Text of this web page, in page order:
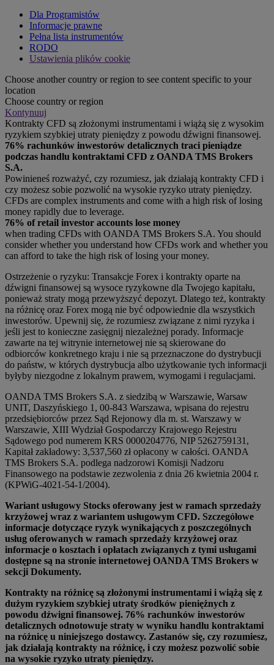
Dla Programistów
Informacje prawne
Pełna lista instrumentów
RODO
Ustawienia plików cookie
Choose another country or region to see content specific to your
location
Choose country or region
Kontynuuj
Kontrakty CFD są złożonymi instrumentami i wiążą się z wysokim
ryzykiem szybkiej utraty pieniędzy z powodu dźwigni finansowej.
76% rachunków inwestorów detalicznych traci pieniądze
podczas handlu kontraktami CFD z OANDA TMS Brokers
S.A.
Powinieneś rozważyć, czy rozumiesz, jak działają kontrakty CFD i
czy możesz sobie pozwolić na wysokie ryzyko utraty pieniędzy.
CFDs are complex instruments and come with a high risk of losing
money rapidly due to leverage.
76% of retail investor accounts lose money
when trading CFDs with OANDA TMS Brokers S.A. You should
consider whether you understand how CFDs work and whether you
can afford to take the high risk of losing your money.
Ostrzeżenie o ryzyku: Transakcje Forex i kontrakty oparte na
dźwigni finansowej są wysoce ryzykowne dla Twojego kapitału,
ponieważ straty mogą przewyższyć depozyt. Dlatego też, kontrakty
na różnicę oraz Forex mogą nie być odpowiednie dla wszystkich
inwestorów. Upewnij się, że rozumiesz związane z nimi ryzyka i
jeśli jest to konieczne zasięgnij niezależnej porady. Informacje
zawarte na tej witrynie internetowej nie są skierowane do
odbiorców konkretnego kraju i nie są przeznaczone do dystrybucji
do państw, w których dystrybucja albo użytkowanie tych informacji
byłyby niezgodne z lokalnym prawem, wymogami i regulacjami.
OANDA TMS Brokers S.A. z siedzibą w Warszawie, Warsaw
UNIT, Daszyńskiego 1, 00-843 Warszawa, wpisana do rejestru
przedsiębiorców przez Sąd Rejonowy dla m. st. Warszawy w
Warszawie, XIII Wydział Gospodarczy Krajowego Rejestru
Sądowego pod numerem KRS 0000204776, NIP 5262759131,
Kapitał zakładowy: 3,537,560 zł opłacony w całości. OANDA
TMS Brokers S.A. podlega nadzorowi Komisji Nadzoru
Finansowego na podstawie zezwolenia z dnia 26 kwietnia 2004 r.
(KPWiG-4021-54-1/2004).
Wariant usługowy Stocks oferowany jest w ramach sprzedaży
krzyżowej wraz z wariantem usługowym CFD. Szczegółowe
informacje dotyczące ryzyk wynikających z poszczególnych
usług oferowanych w ramach sprzedaży krzyżowej oraz
informacje o kosztach i opłatach związanych z tymi usługami
dostępne są na stronie internetowej OANDA TMS Brokers w
sekcji Dokumenty.
Kontrakty na różnicę są złożonymi instrumentami i wiążą się z
dużym ryzykiem szybkiej utraty środków pieniężnych z
powodu dźwigni finansowej. 76% rachunków inwestorów
detalicznych odnotowuje straty w wyniku handlu kontraktami
na różnicę u niniejszego dostawcy. Zastanów się, czy rozumiesz,
jak działają kontrakty na różnicę, i czy możesz pozwolić sobie
na wysokie ryzyko utraty pieniędzy.